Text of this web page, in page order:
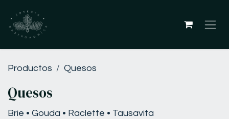
Productos Quesos
Quesos
Brie • Gouda • Raclette • Tausavita